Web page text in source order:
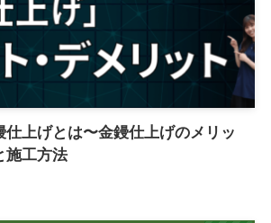
仕上げとは〜金鏝仕上げのメリッ
施工方法